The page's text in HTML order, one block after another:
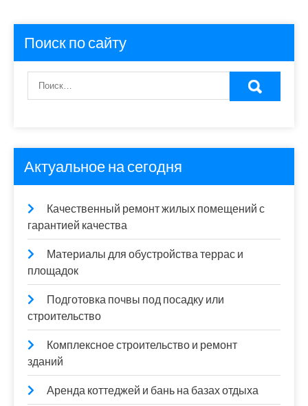
Поиск по сайту
Актуальное на сегодня
Качественный ремонт жилых помещений с
гарантией качества
Материалы для обустройства террас и
площадок
Подготовка почвы под посадку или
строительство
Комплексное строительство и ремонт
зданий
Аренда коттеджей и бань на базах отдыха